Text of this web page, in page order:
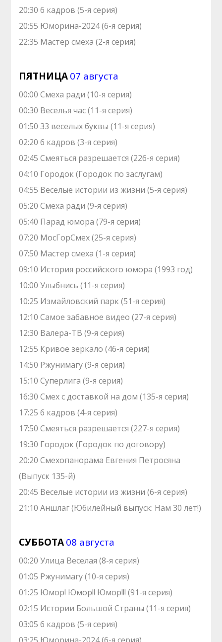
20:30 6 кадров (5-я серия)
20:55 Юморина-2024 (6-я серия)
22:35 Мастер смеха (2-я серия)
ПЯТНИЦА07 августа
00:00 Смеха ради (10-я серия)
00:30 Веселья час (11-я серия)
01:50 33 веселых буквы (11-я серия)
02:20 6 кадров (3-я серия)
02:45 Смеяться разрешается (226-я серия)
04:10 Городок (Городок по заслугам)
04:55 Веселые истории из жизни (5-я серия)
05:20 Смеха ради (9-я серия)
05:40 Парад юмора (79-я серия)
07:20 МосГорСмех (25-я серия)
07:50 Мастер смеха (1-я серия)
09:10 История российского юмора (1993 год)
10:00 Улыбнись (11-я серия)
10:25 Измайловский парк (51-я серия)
12:10 Самое забавное видео (27-я серия)
12:30 Валера-ТВ (9-я серия)
12:55 Кривое зеркало (46-я серия)
14:50 Ржунимагу (9-я серия)
15:10 Суперлига (9-я серия)
16:30 Смех с доставкой на дом (135-я серия)
17:25 6 кадров (4-я серия)
17:50 Смеяться разрешается (227-я серия)
19:30 Городок (Городок по договору)
20:20 Смехопанорама Евгения Петросяна
(Выпуск 135-й)
20:45 Веселые истории из жизни (6-я серия)
21:10 Аншлаг (Юбилейный выпуск: Нам 30 лет!)
СУББОТА08 августа
00:20 Улица Веселая (8-я серия)
01:05 Ржунимагу (10-я серия)
01:25 Юмор! Юмор!! Юмор!!! (91-я серия)
02:15 Истории Большой Страны (11-я серия)
03:05 6 кадров (5-я серия)